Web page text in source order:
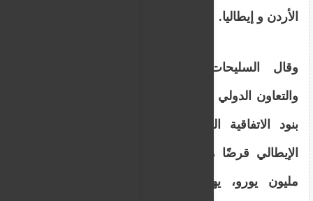
الأردن و إيطاليا.
وقال السليحات، بحضور وزيرة التخطيط
والتعاون الدولي زينة طوقان، إن اللجنة ناقشت
بنود الاتفاقية التي تنص على تقديم الجانب
مليون يورو، يهدف إلى دعم أحد مشاريع